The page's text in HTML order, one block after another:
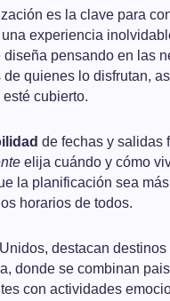
es la clave para
experiencia
diseña pensando en las
de quienes lo disfrutan,
esté cubierto.
de fechas y salidas
elija cuándo y cómo
la planificación sea
horarios de todos.
destacan
donde se combinan
con actividades